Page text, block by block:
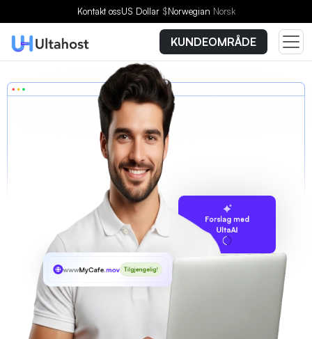
Kontakt ossUS Dollar $Norwegian Norsk
KUNDEOMRÅDE
Forslag med
UltaAI
wwwMyCafe.movieTilgjengelig!